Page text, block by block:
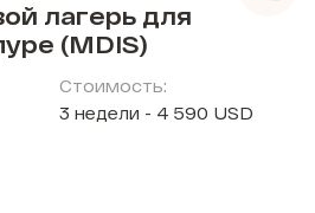
лагерь для
(MDIS)
Стоимость:
3 недели - 4 590 USD